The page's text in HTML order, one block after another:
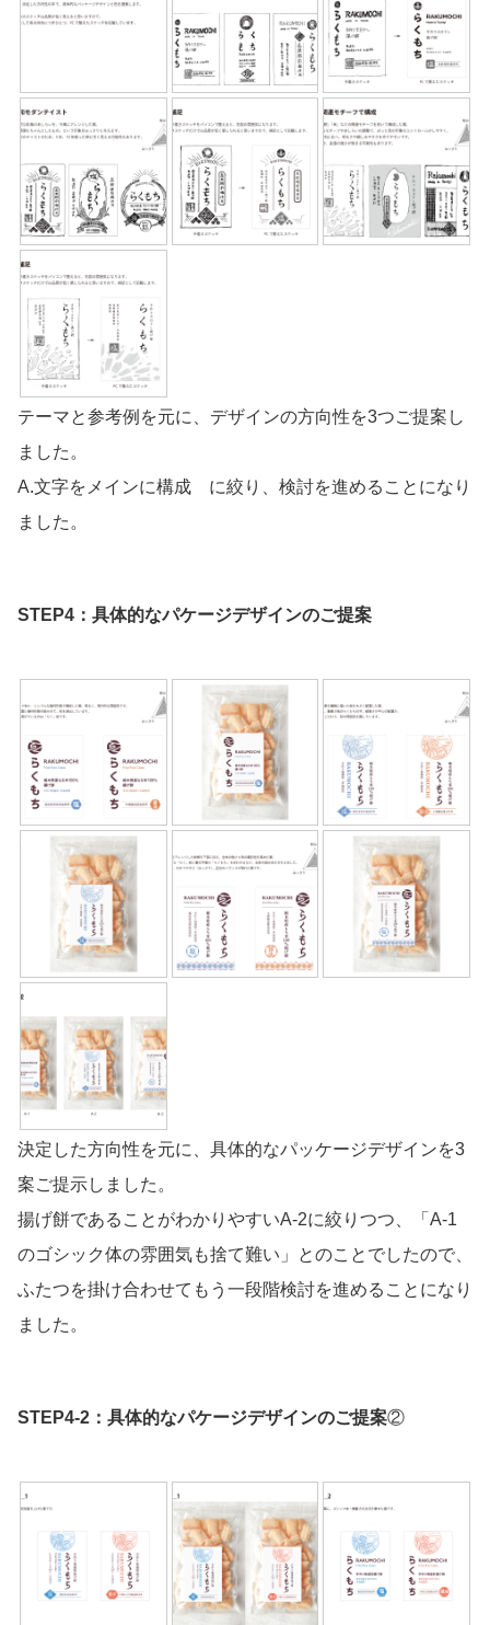
テーマと参考例を元に、デザインの方向性を3つご提案し
ました。
A.文字をメインに構成 に絞り、検討を進めることになり
ました。
STEP4：具体的なパケージデザインのご提案
決定した方向性を元に、具体的なパッケージデザインを3
案ご提示しました。
揚げ餅であることがわかりやすいA-2に絞りつつ、「A-1
のゴシック体の雰囲気も捨て難い」とのことでしたので、
ふたつを掛け合わせてもう一段階検討を進めることになり
ました。
STEP4-2：具体的なパケージデザインのご提案②